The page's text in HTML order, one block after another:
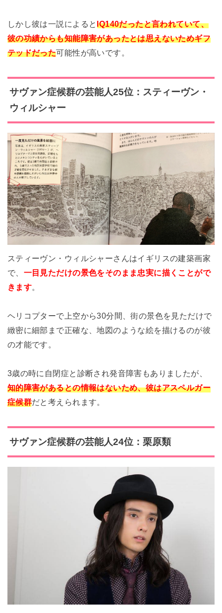
しかし彼は一説によると IQ140だったと言われていて、
彼の功績からも知能障害があったとは思えないためギフ
テッドだった可能性が高いです。
サヴァン症候群の芸能人25位：スティーヴン・
ウィルシャー
スティーヴン・ウィルシャーさんはイギリスの建築画家
で、 一目見ただけの景色をそのまま忠実に描くことがで
きます。
ヘリコプターで上空から30分間、街の景色を見ただけで
緻密に細部まで正確な、地図のような絵を描けるのが彼
の才能です。
3歳の時に自閉症と診断され発音障害もありましたが、
知的障害があるとの情報はないため、彼はアスペルガー
症候群だと考えられます。
サヴァン症候群の芸能人24位：栗原類